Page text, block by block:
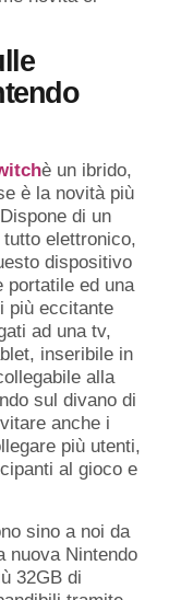
è un ibrido,
è la novità più
di un
elettronico,
dispositivo
portatile ed una
più eccitante
ad una tv,
inseribile in
alla
sul divano di
anche i
più utenti,
al gioco e
sino a noi da
nuova Nintendo
32GB di